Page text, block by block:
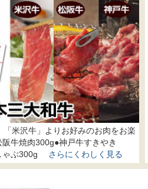
「米沢牛」よりお好みのお肉をお楽
牛焼肉300g●神戸牛すきやき
ゃぶ300g さらにくわしく見る